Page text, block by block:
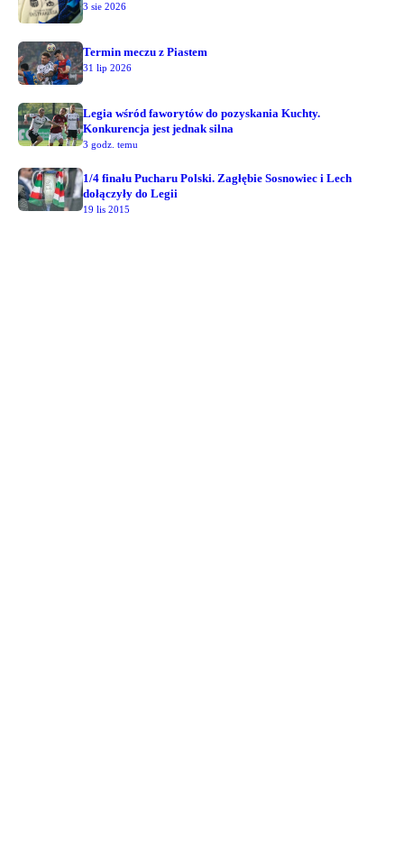
3 sie 2026
Termin meczu z Piastem
31 lip 2026
Legia wśród faworytów do pozyskania Kuchty.
Konkurencja jest jednak silna
3 godz. temu
1/4 finału Pucharu Polski. Zagłębie Sosnowiec i Lech
dołączyły do Legii
19 lis 2015